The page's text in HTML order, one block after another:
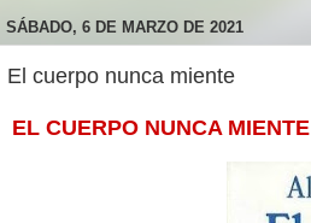
SÁBADO, 6 DE MARZO DE 2021
El cuerpo nunca miente
EL CUERPO NUNCA MIENTE